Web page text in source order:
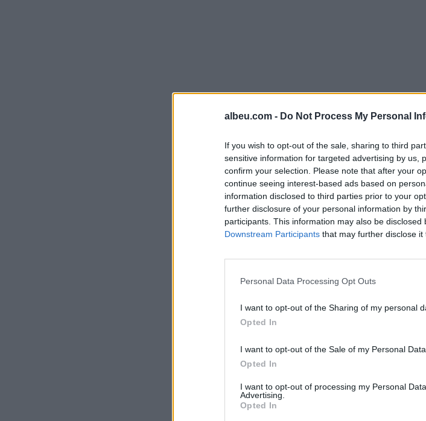
albeu.com - Do Not Process My Personal
If you wish to opt-out of the sale, sharing to third
sensitive information for targeted advertising by us,
confirm your selection. Please note that after your
continue seeing interest-based ads based on
information disclosed to third parties prior to your
further disclosure of your personal information by
participants. This information may also be
Downstream Participants that may further disclose it
Personal Data Processing Opt Outs
I want to opt-out of the Sharing of my personal
Opted In
I want to opt-out of the Sale of my Personal Data.
Opted In
I want to opt-out of processing my Personal
Advertising.
Opted In